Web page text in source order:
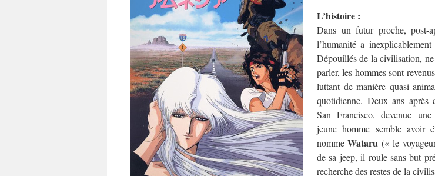
L’histoire :
Dans un futur proche, post-
l’humanité a
Dépouillés de la civilisation,
parler, les hommes sont
luttant de manière quasi
quotidienne. Deux ans après
San Francisco, devenue
jeune homme semble avoir
nommeWataru (« le
de sa jeep, il roule sans but
recherche des restes de la